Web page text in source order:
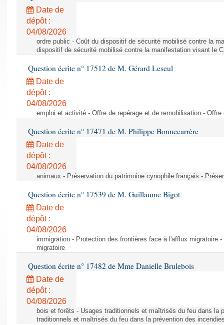
Date de
dépôt :
04/08/2026
ordre public - Coût du dispositif de sécurité mobilisé contre la
dispositif de sécurité mobilisé contre la manifestation visant le
Question écrite n° 17512 de M. Gérard Leseul
Date de
dépôt :
04/08/2026
emploi et activité - Offre de repérage et de remobilisation -
Question écrite n° 17471 de M. Philippe Bonnecarrère
Date de
dépôt :
04/08/2026
animaux - Préservation du patrimoine cynophile français -
Question écrite n° 17539 de M. Guillaume Bigot
Date de
dépôt :
04/08/2026
immigration - Protection des frontières face à l'afflux migratoire
migratoire
Question écrite n° 17482 de Mme Danielle Brulebois
Date de
dépôt :
04/08/2026
bois et forêts - Usages traditionnels et maîtrisés du feu dans la
traditionnels et maîtrisés du feu dans la prévention des